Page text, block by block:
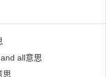
all意思
思